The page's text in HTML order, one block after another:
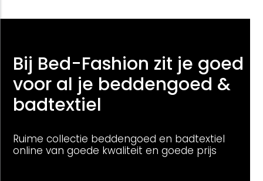
Bij Bed-Fashion zit je goed
voor al je beddengoed &
badtextiel
Ruime collectie beddengoed en badtextiel
online van goede kwaliteit en goede prijs